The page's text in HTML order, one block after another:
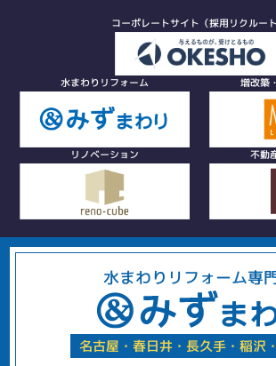
コーポレートサイト（採用リクルート
水まわりリフォーム 増改築
リノベーション 不動
水まわりリフォーム専
名古屋・春日井・長久手・稲沢